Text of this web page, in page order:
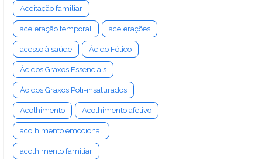
Aceitação familiar
aceleração temporal acelerações
acesso à saúde Ácido Fólico
Ácidos Graxos Essenciais
Ácidos Graxos Poli-insaturados
Acolhimento Acolhimento afetivo
acolhimento emocional
acolhimento familiar